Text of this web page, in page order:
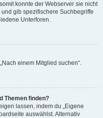
konnte der Webserver sie nicht
gib spezifischere Suchbegriffe
Unterforen.
einem Mitglied suchen“.
Themen finden?
lassen, indem du „Eigene
auswählst. Alternativ